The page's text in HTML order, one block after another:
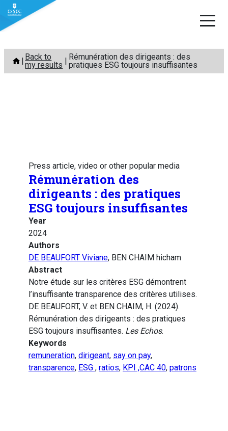
Skip
content
Back to
my results
Rémunération des dirigeants : des
pratiques ESG toujours insuffisantes
Press article, video or other popular media
Rémunération des
dirigeants : des pratiques
ESG toujours insuffisantes
Year
2024
Authors
DE BEAUFORT Viviane, BEN CHAIM hicham
Abstract
Notre étude sur les critères ESG démontrent
l’insuffisante transparence des critères utilises.
DE BEAUFORT, V. et BEN CHAIM, H. (2024).
Rémunération des dirigeants : des pratiques
ESG toujours insuffisantes. Les Echos.
Keywords
remuneration, dirigeant, say on pay,
transparence, ESG , ratios, KPI ,CAC 40, patrons